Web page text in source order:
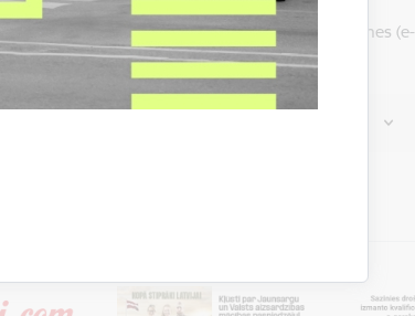
nodaļas galvenās speciālistes Evitas Pakalnes (e-